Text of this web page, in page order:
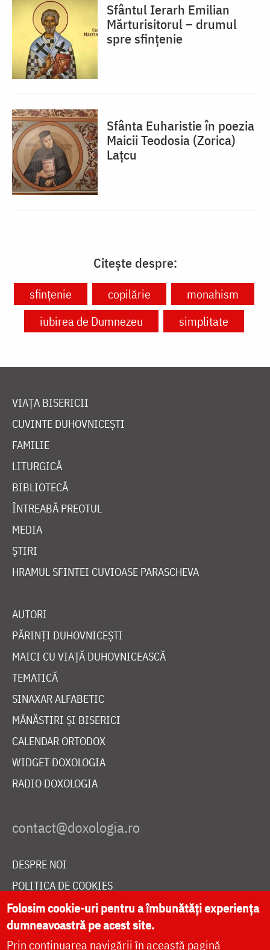
Sfântul Ierarh Emilian
Mărturisitorul – drumul
spre sfințenie
Sfânta Euharistie în poezia
Maicii Teodosia (Zorica)
Lațcu
Citește despre:
sfințenie copilărie
monahism
iubirea de Dumnezeu
simplitate
VIAȚA BISERICII
CUVINTE DUHOVNICEȘTI
FAMILIE
LITURGICĂ
BIBLIOTECĂ
ÎNTREABĂ PREOTUL
MEDIA
ȘTIRI
HRAMUL SFINTEI CUVIOASE PARASCHEVA
AUTORI
PĂRINȚI DUHOVNICEȘTI
MAICI CU VIAȚĂ DUHOVNICEASCĂ
TEMATICĂ
SINAXAR ALFABETIC
MĂNĂSTIRI ȘI BISERICI
CALENDAR ORTODOX
WIDGET DOXOLOGIA
RADIO DOXOLOGIA
DESPRE NOI
POLITICA DE COOKIES
DONEAZĂ ONLINE PENTRU CATEDRALA NAȚIONALĂ
Folosim cookie-uri pentru a îmbunătăți experiența
dumneavoastră pe acest site.
Prin continuarea navigării în această pagină